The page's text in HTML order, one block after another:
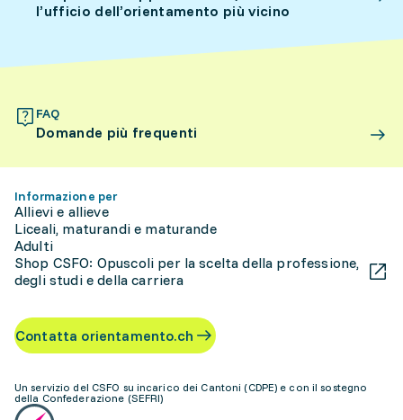
l’ufficio dell’orientamento più vicino
FAQ
Domande più frequenti
Informazione per
Allievi e allieve
Liceali, maturandi e maturande
Adulti
Shop CSFO: Opuscoli per la scelta della professione,
degli studi e della carriera
Contatta orientamento.ch
Un servizio del CSFO su incarico dei Cantoni (CDPE) e con il sostegno
della Confederazione (SEFRI)